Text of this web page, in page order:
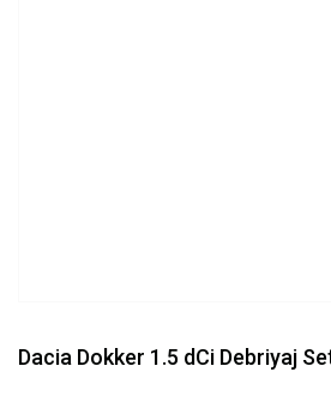
Dacia Dokker 1.5 dCi Debriyaj